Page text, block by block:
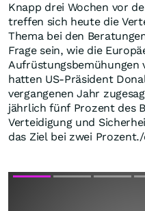
Knapp drei Wochen vor
treffen sich heute die
Thema bei den
Frage sein, wie die
Aufrüstungsbemühungen
hatten US-Präsident
vergangenen Jahr
jährlich fünf Prozent des
Verteidigung und
das Ziel bei zwei